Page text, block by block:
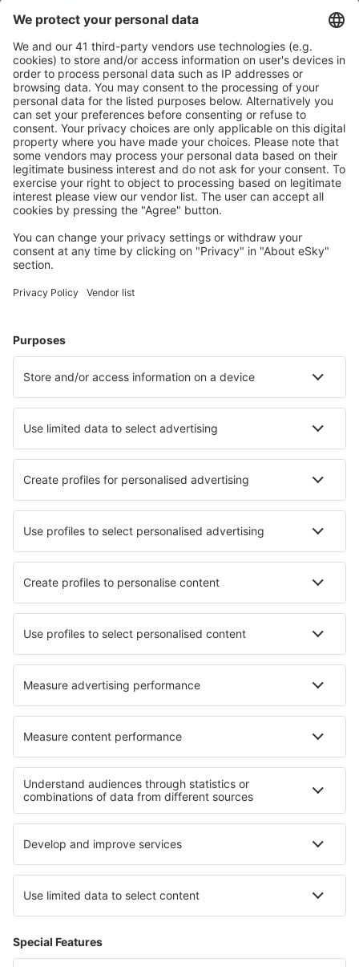
S námi ušetříte
Atraktivní ceny a speciální nabídky pro přihlášené
uživatele.
Ubytování dle vašeho gusta
Vyberte si z více než 1.3 milionu zařízení: hotelů,
apartmánů, chat a dalších.
Hotely ve Francii - Oblíbená města
Hotely in Leucate Hotely in Porto-Vecchio
Hotely in Le Lavandou
Nejlepší hotely - města
Hotely in Los Nietos Hotely in Sankt Margarethen im Lungau
Hotely Hangu Hotely in Bad Elster Hotely in Colva
Hotely in Mühldorf
Hotely v Provence-Alpách-Azurovém pobřeží
Hotely v Courchevel Hotely v Provence
Hotely on Ko Chang Hotely v Orlando a parky na Floridě
Hotely in Maryland Hotely v Kjustendilu
Hotely in Chihuahua